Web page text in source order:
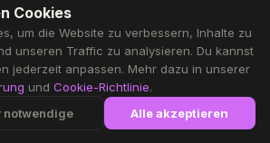
Cookies
um die Website zu verbessern, Inhalte zu
unseren Traffic zu analysieren. Du kannst
jederzeit anpassen. Mehr dazu in unserer
und Cookie-Richtlinie.
notwendige Alle akzeptieren